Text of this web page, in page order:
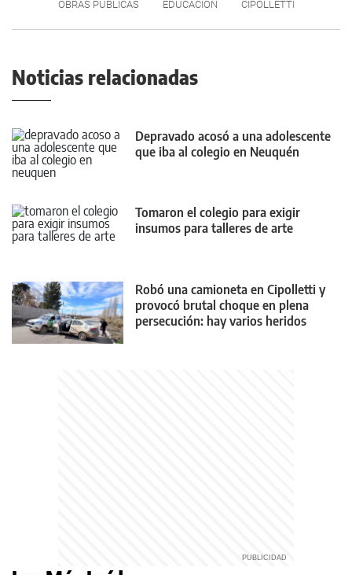
OBRAS PÚBLICAS EDUCACIÓN CIPOLLETTI
Noticias relacionadas
Depravado acosó a una adolescente
que iba al colegio en Neuquén
Tomaron el colegio para exigir
insumos para talleres de arte
Robó una camioneta en Cipolletti y
provocó brutal choque en plena
persecución: hay varios heridos